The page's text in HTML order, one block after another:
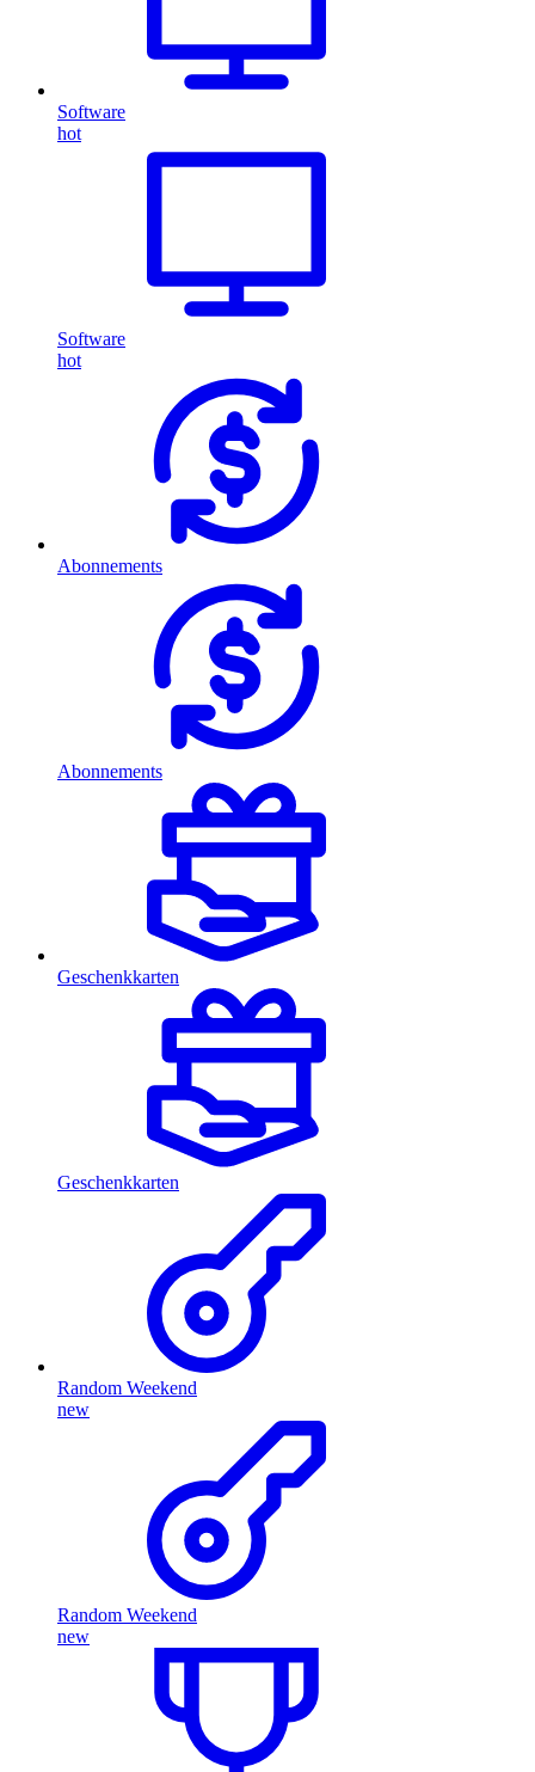
Software
hot
Software
hot
Abonnements
Abonnements
Geschenkkarten
Geschenkkarten
Random Weekend
new
Random Weekend
new